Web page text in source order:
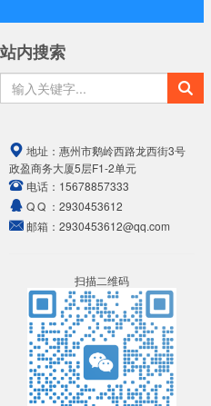
站内搜索
地址： 惠州市鹅岭西路龙西街3号
政盈商务大厦5层F1-2单元
电话： 15678857333
Q Q ： 2930453612
邮箱： 2930453612@qq.com
扫描二维码